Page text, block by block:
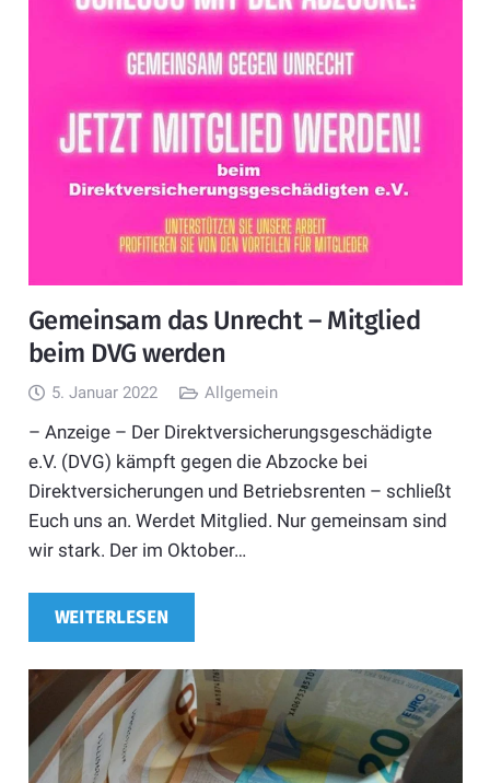
Gemeinsam das Unrecht – Mitglied
beim DVG werden
5. Januar 2022 Allgemein
– Anzeige – Der Direktversicherungsgeschädigte
e.V. (DVG) kämpft gegen die Abzocke bei
Direktversicherungen und Betriebsrenten – schließt
Euch uns an. Werdet Mitglied. Nur gemeinsam sind
wir stark. Der im Oktober…
WEITERLESEN